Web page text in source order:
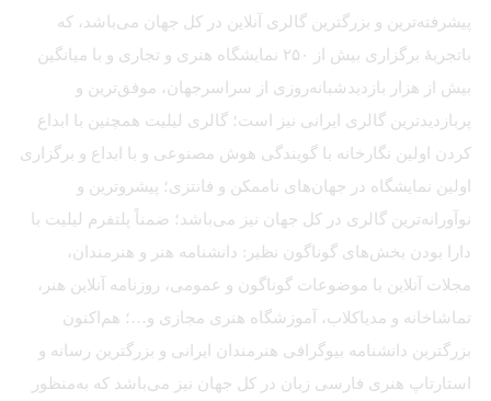
پیشرفته‌ترین و بزرگترین گالری آنلاین در کل جهان می‌باشد، که
باتجربهٔ برگزاری بیش از ۲۵۰ نمایشگاه هنری و تجاری و با میانگین
بیش از هزار بازدیدشبانه‌روزی از سراسرجهان، موفق‌ترین و
پربازدیدترین گالری ایرانی نیز است؛ گالری لیلیت همچنین با ابداع
کردن اولین نگارخانه با گویندگی هوش مصنوعی و با ابداع و برگزاری
اولین نمایشگاه در جهان‌های ناممکن و فانتزی؛ پیشروترین و
نوآورانه‌ترین گالری در کل جهان نیز می‌باشد؛ ضمناً پلتفرم لیلیت با
دارا بودن بخش‌های گوناگون نظیر: دانشنامه هنر و هنرمندان،
مجلات آنلاین با موضوعات گوناگون و عمومی، روزنامه آنلاین هنر،
تماشاخانه و مدیاکلاب، آموزشگاه هنری مجازی و…؛ هم‌اکنون
بزرگترین دانشنامه بیوگرافی هنرمندان ایرانی و بزرگترین رسانه و
استارتاپ هنری فارسی زبان در کل جهان نیز می‌باشد که به‌منظور